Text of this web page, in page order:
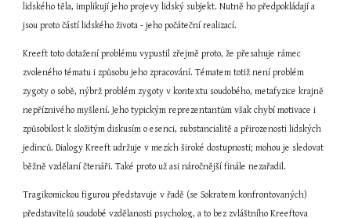
lidského těla, implikují jeho projevy lidský subjekt. Nutně ho předpokládají a
jsou proto částí lidského života - jeho počáteční realizací.
Kreeft toto dotažení problému vypustil zřejmě proto, že přesahuje rámec
zvoleného tématu i způsobu jeho zpracování. Tématem totiž není problém
zygoty o sobě, nýbrž problém zygoty v kontextu soudobého, metafyzice krajně
nepříznivého myšlení. Jeho typickým reprezentantům však chybí motivace i
způsobilost k složitým diskusím o esenci, substancialitě a přirozenosti lidských
jedinců. Dialogy Kreeft udržuje v mezích široké dostupnosti; mohou je sledovat
běžně vzdělaní čtenáři. Také proto už asi náročnější finále nezařadil.
Tragikomickou figurou představuje v řadě (se Sokratem konfrontovaných)
představitelů soudobé vzdělanosti psycholog, a to bez zvláštního Kreeftova